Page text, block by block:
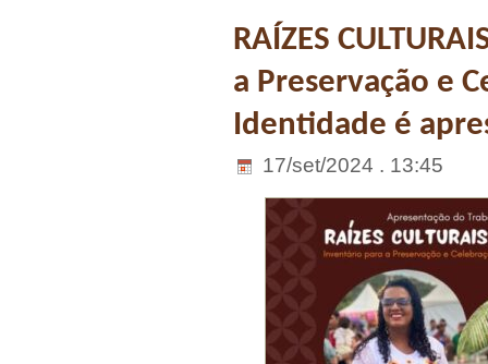
RAÍZES
a Preservação e
Identidade é
17/set/2024 . 13:45